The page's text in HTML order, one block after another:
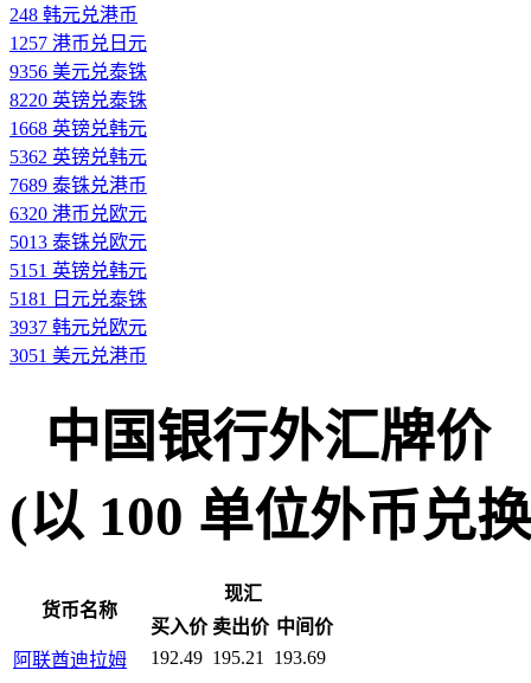
248 韩元兑港币
1257 港币兑日元
9356 美元兑泰铢
8220 英镑兑泰铢
1668 英镑兑韩元
5362 英镑兑韩元
7689 泰铢兑港币
6320 港币兑欧元
5013 泰铢兑欧元
5151 英镑兑韩元
5181 日元兑泰铢
3937 韩元兑欧元
3051 美元兑港币
中国银行外汇牌价
(以 100 单位外币兑
货币名称
现汇
买入价 卖出价 中间价
阿联酋迪拉姆
192.49 195.21
193.69